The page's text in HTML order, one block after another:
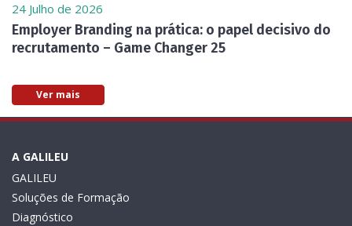
24 Julho de 2026
Employer Branding na prática: o papel decisivo do
recrutamento – Game Changer 25
Ver mais
A GALILEU
GALILEU
Soluções de Formação
Diagnóstico